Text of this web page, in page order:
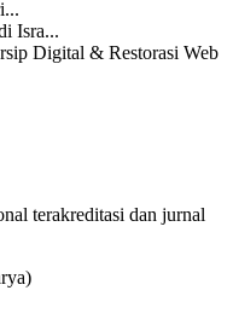
Isra...
Digital & Restorasi Web
terakreditasi dan jurnal